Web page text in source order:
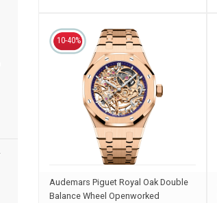
10-40%
Audemars Piguet Royal Oak Double
Balance Wheel Openworked